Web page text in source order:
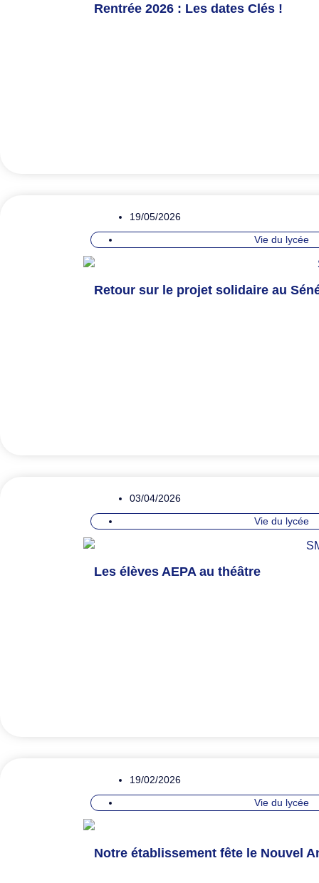
Rentrée 2026 : Les dates Clés !
19/05/2026
Vie du lycée
Retour sur le projet solidaire au
03/04/2026
Vie du lycée
Les élèves AEPA au théâtre
19/02/2026
Vie du lycée
Notre établissement fête le Nouvel